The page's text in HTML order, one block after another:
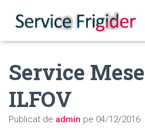
Service
ILFOV
Publicat de admin pe 04/12/2016